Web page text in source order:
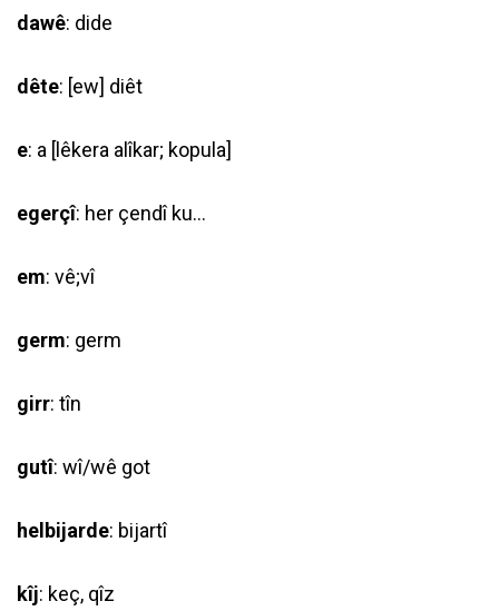
dawê: dide
dête: [ew] diêt
e: a [lêkera alîkar; kopula]
egerçî: her çendî ku…
em: vê;vî
germ: germ
girr: tîn
gutî: wî/wê got
helbijarde: bijartî
kîj: keç, qîz